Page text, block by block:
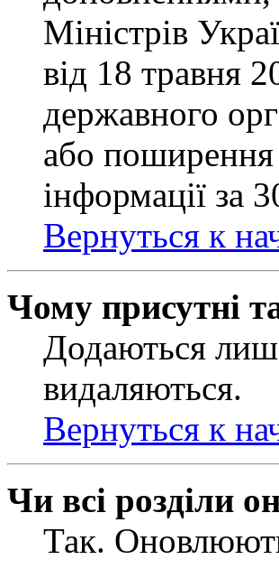
Міністрів
від 18 травня
державного
або поширення
інформації за
Вернуться к
Чому присутні
Додаються
видаляються.
Вернуться к
Чи всі розділи
Так.